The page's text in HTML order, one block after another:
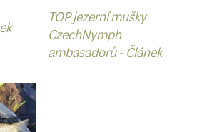
je spousta
muškaře.